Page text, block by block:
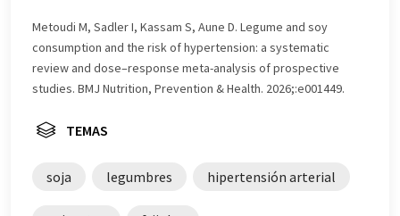
este artículo ha sido traducido con traducción
automática, es posible que contenga errores de
vocabulario, sintaxis o gramática. El artículo original en
Inglés se puede encontraraquí.
Metoudi M, Sadler I, Kassam S, Aune D. Legume and soy
consumption and the risk of hypertension: a systematic
review and dose–response meta-analysis of prospective
studies. BMJ Nutrition, Prevention & Health. 2026;:e001449.
TEMAS
soja legumbres hipertensión arterial